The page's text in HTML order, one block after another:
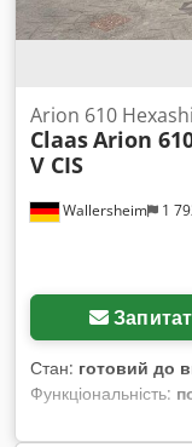
Wallersheim 1
Arion 610
ClaasArion
V CIS
Стан: готовий до
Функціональність: